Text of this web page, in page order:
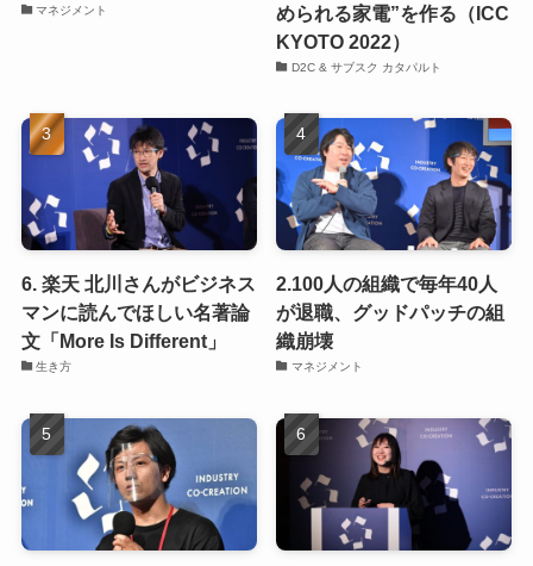
マネジメント
められる家電”を作る（ICC
KYOTO 2022）
D2C & サブスク カタパルト
6. 楽天 北川さんがビジネス
マンに読んでほしい名著論
文「More Is Different」
生き方
2.100人の組織で毎年40人
が退職、グッドパッチの組
織崩壊
マネジメント